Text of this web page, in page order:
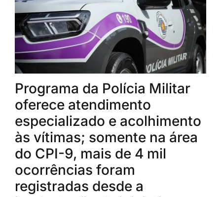
Programa da Polícia Militar
oferece atendimento
especializado e acolhimento
às vítimas; somente na área
do CPI-9, mais de 4 mil
ocorrências foram
registradas desde a